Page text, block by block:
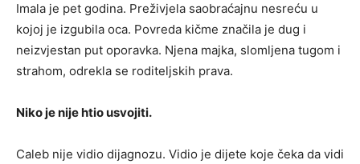
Imala je pet godina. Preživjela saobraćajnu nesreću u
kojoj je izgubila oca. Povreda kičme značila je dug i
neizvjestan put oporavka. Njena majka, slomljena tugom i
strahom, odrekla se roditeljskih prava.
Niko je nije htio usvojiti.
Caleb nije vidio dijagnozu. Vidio je dijete koje čeka da vidi